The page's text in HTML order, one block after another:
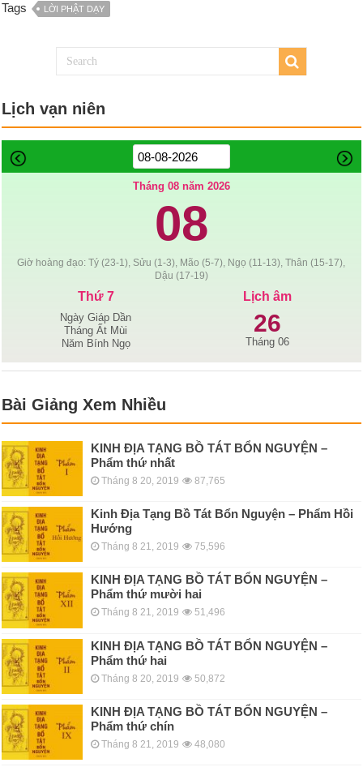
Tags LỜI PHẬT DẠY
Lịch vạn niên
Tháng 08 năm 2026
08
Giờ hoàng đạo: Tý (23-1), Sửu (1-3), Mão (5-7), Ngọ (11-13), Thân (15-17),
Dậu (17-19)
Thứ 7
Ngày Giáp Dần
Tháng Ất Mùi
Năm Bính Ngọ
Lịch âm
26
Tháng 06
Bài Giảng Xem Nhiều
KINH ÐỊA TẠNG BỒ TÁT BỔN NGUYỆN –
Phẩm thứ nhất
Tháng 8 20, 2019 87,765
Kinh Địa Tạng Bồ Tát Bổn Nguyện – Phẩm Hồi
Hướng
Tháng 8 21, 2019 75,596
KINH ÐỊA TẠNG BỒ TÁT BỔN NGUYỆN –
Phẩm thứ mười hai
Tháng 8 21, 2019 51,496
KINH ÐỊA TẠNG BỒ TÁT BỔN NGUYỆN –
Phẩm thứ hai
Tháng 8 20, 2019 50,872
KINH ÐỊA TẠNG BỒ TÁT BỔN NGUYỆN –
Phẩm thứ chín
Tháng 8 21, 2019 48,080